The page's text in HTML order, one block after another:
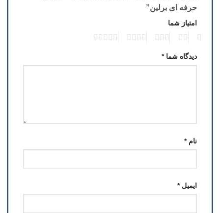
حرفه ای برلین”
امتیاز شما
دیدگاه شما*
نام*
ایمیل*